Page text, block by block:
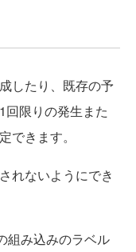
したり、既存の予
回限りの発生また
できます。
れないようにでき
組み込みのラベル